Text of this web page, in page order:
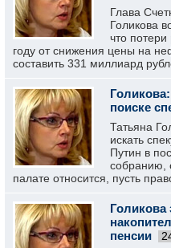
Глава
Голикова
что
году от снижения цены на
составить 331 миллиард
поиске
Татьяна
искать
Путин в
собранию,
палате относится, пусть
Голикова
пенсии